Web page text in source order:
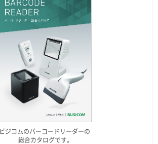
ビジコムのバーコードリーダーの
総合カタログです。